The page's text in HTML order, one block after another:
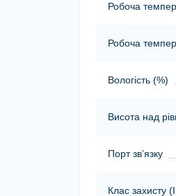
Робоча
Робоча
Вологість (%)
Висота над
Порт зв’язку
Клас захисту